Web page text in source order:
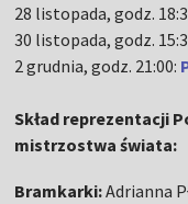
28 listopada, godz.
30 listopada, godz.
2 grudnia, godz. 21:00:
Skład reprezentacji
mistrzostwa świata:
Bramkarki:Adrianna